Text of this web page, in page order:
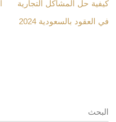
كيفية حل المشاكل التجارية
في العقود بالسعودية 2024
البحث